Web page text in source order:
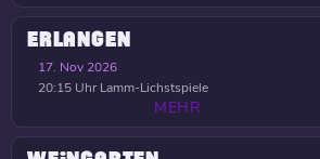
ERLANGEN
17. Nov 2026
20:15 Uhr Lamm-Lichstspiele
MEHR